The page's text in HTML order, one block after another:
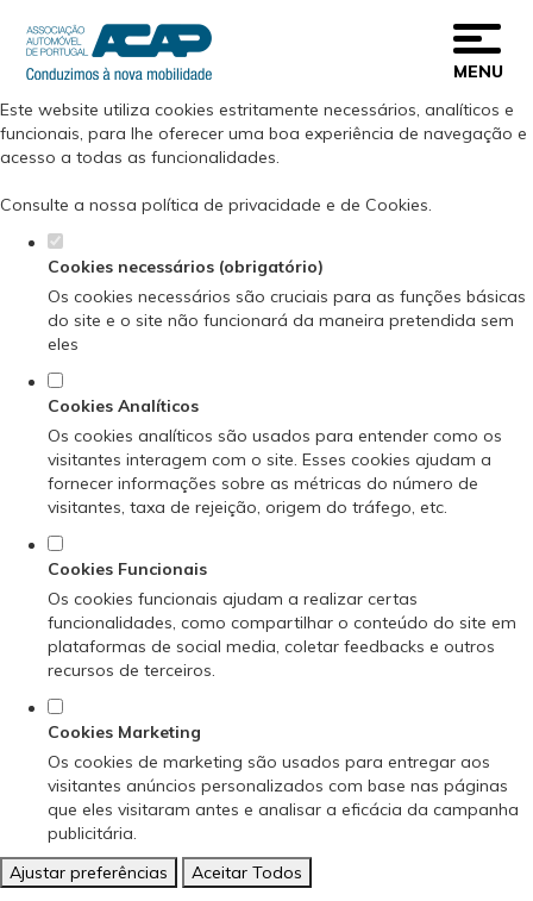
Defina as suas preferências de cookies
para este website.
Este website utiliza cookies estritamente necessários, analíticos e
funcionais, para lhe oferecer uma boa experiência de navegação e
acesso a todas as funcionalidades.
Consulte a nossa política de privacidade e de Cookies.
Cookies necessários (obrigatório)
Os cookies necessários são cruciais para as funções básicas
do site e o site não funcionará da maneira pretendida sem
eles
Cookies Analíticos
Os cookies analíticos são usados para entender como os
visitantes interagem com o site. Esses cookies ajudam a
fornecer informações sobre as métricas do número de
visitantes, taxa de rejeição, origem do tráfego, etc.
Cookies Funcionais
Os cookies funcionais ajudam a realizar certas
funcionalidades, como compartilhar o conteúdo do site em
plataformas de social media, coletar feedbacks e outros
recursos de terceiros.
Cookies Marketing
Os cookies de marketing são usados para entregar aos
visitantes anúncios personalizados com base nas páginas
que eles visitaram antes e analisar a eficácia da campanha
publicitária.
Ajustar preferências
Aceitar Todos
MENU